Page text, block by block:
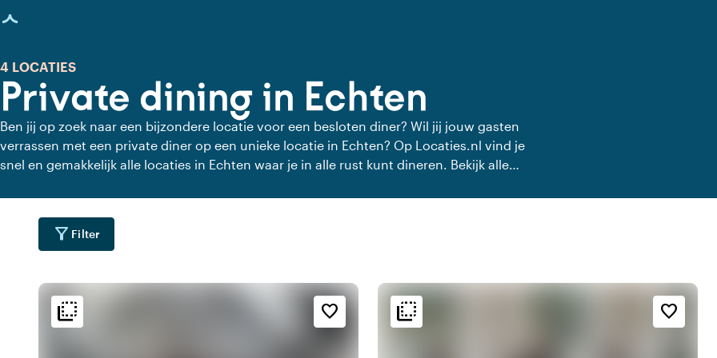
geladen
Private dining in Echten
4 LOCATIES
Ben jij op zoek naar een bijzondere locatie voor een besloten diner? Wil jij jouw gasten
verrassen met een private diner op een unieke locatie in Echten? Op Locaties.nl vind je
snel en gemakkelijk alle locaties in Echten waar je in alle rust kunt dineren. Bekijk alle
filter_alt Filter
flip_to_back favorite_border
flip_to_back Sfeer en esthetiek
style
flip_to_back favorite_border
flip_to_back Sfeer en esthetiek
style
Bereikbaarheid en ligging
water
Bereikbaarheid en ligging
forest